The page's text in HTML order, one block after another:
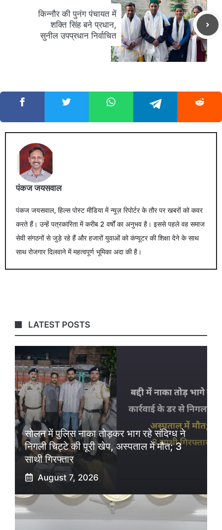
किन्नौर की पुनंग पंचायत में
शक्ति सिंह बने प्रधान,
सुनील उपप्रधान निर्वाचित
पंकज जयसवाल
पंकज जयसवाल, हिल्स पोस्ट मीडिया में न्यूज़ रिपोर्टर के तौर पर खबरों को कवर
करते हैं। उन्हें पत्रकारिता में करीब 2 वर्षों का अनुभव है। इससे पहले वह समाज
सेवी संगठनों से जुड़े रहे हैं और हजारों युवाओं को कंप्यूटर की शिक्षा देने के साथ
साथ रोजगार दिलवाने में महत्वपूर्ण भूमिका अदा की है।
LATEST POSTS
सोलन में पुलिस नाका तोड़कर भाग रहे संदिग्ध ने
निगली चिट्टे की पूरी खेप, अस्पताल में मौत; 3
साथी गिरफ्तार
August 7, 2026